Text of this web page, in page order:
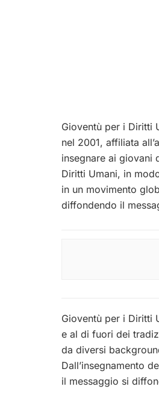
Gioventù per i Diritti
nel 2001, affiliata
insegnare ai giovani
Diritti Umani, in
in un movimento
diffondendo il
Gioventù per i Diritti
e al di fuori dei
da diversi
Dall’insegnamento
il messaggio si